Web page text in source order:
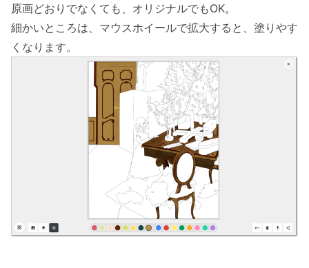
原画どおりでなくても、オリジナルでもOK。
細かいところは、マウスホイールで拡大すると、塗りやす
くなります。